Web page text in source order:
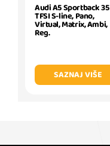
Audi A5 Sportback 35
TFSI S-line, Pano,
Virtual, Matrix, Ambi,
Reg.
SAZNAJ VIŠE